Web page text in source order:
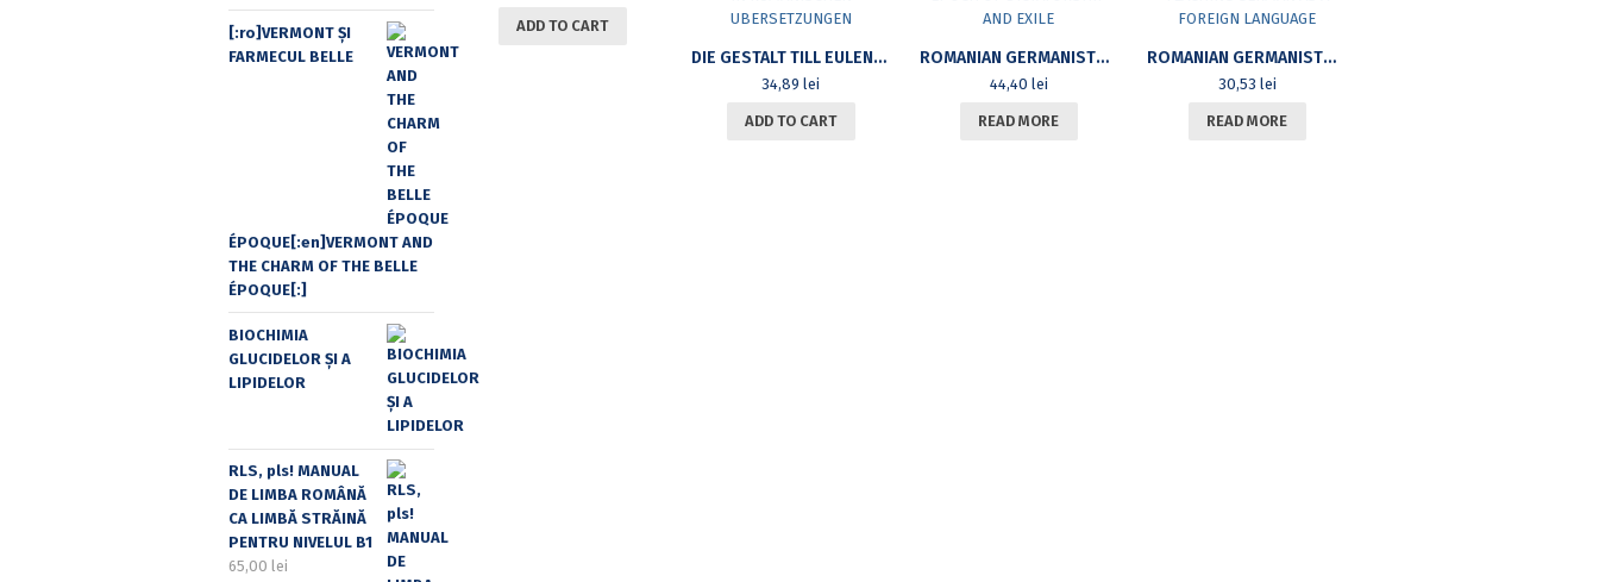
ADD TO CART
DIE GESTALT TILL EULENSPIEGELS. IDENTITATSSUCHE UND IDENTITATSSTIFTUNG IM DEUTSCHEN ORIGINAL UND IN RUMANISCHEN UBERSETZUNGEN
34,89lei
ADD TO CART
ROMANIAN GERMANISTS SOCIETY – CONTRIBUTIONS TO GERMANISTICS 24. LANGUAGE HOME. DIETER SCHLESAK’S WORK IN AN EPOCH OF DICTATORSHIP AND EXILE
44,40 lei
READ MORE
ROMANIAN GERMANISTS SOCIETY – CONTRIBUTIONS TO GERMANISTICS 22. INTRODUCTION TO THE METHODOLOGY OF TEACHING GERMAN AS A FOREIGN LANGUAGE
30,53 lei
READ MORE
[:ro]VERMONT ȘI
FARMECUL BELLE
ÉPOQUE[:en]VERMONT AND
THE CHARM OF THE BELLE
ÉPOQUE[:]
BIOCHIMIA
GLUCIDELOR ȘI A
LIPIDELOR
RLS, pls! MANUAL
DE LIMBA ROMÂNĂ
CA LIMBĂ STRĂINĂ
PENTRU NIVELUL B1
65,00 lei